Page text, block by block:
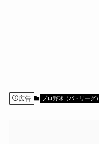
広告 プロ野球（パ・リーグ）